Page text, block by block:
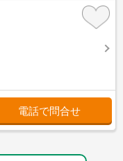
電話で問合せ